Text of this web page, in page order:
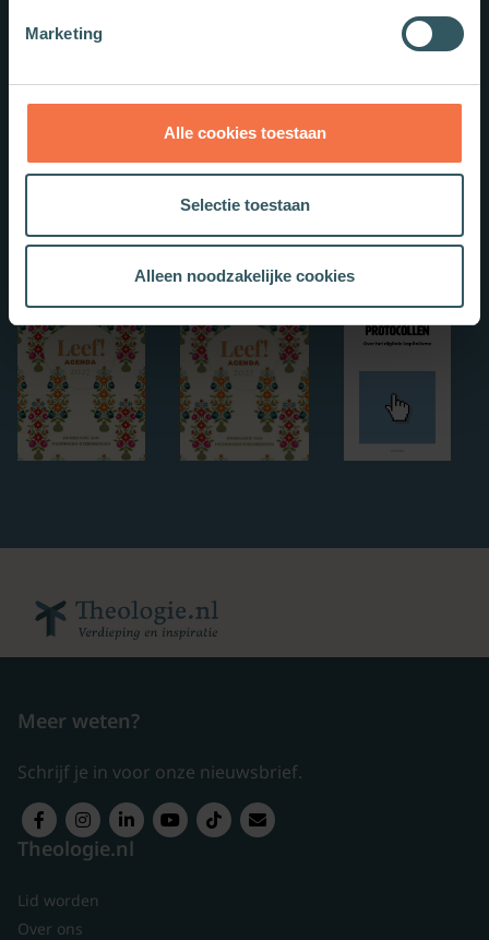
Marketing
Alle cookies toestaan
Selectie toestaan
Alleen noodzakelijke cookies
Meer weten?
Schrijf je in voor onze nieuwsbrief.
Theologie.nl
Lid worden
Over ons